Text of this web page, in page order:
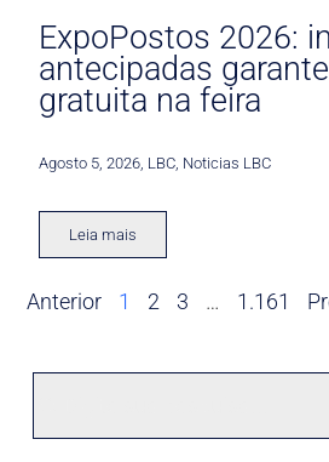
ExpoPostos 2026:
antecipadas
gratuita na feira
Agosto 5, 2026 LBC Noticias LBC
Leia mais
Anterior 1 2 3 … 1.161